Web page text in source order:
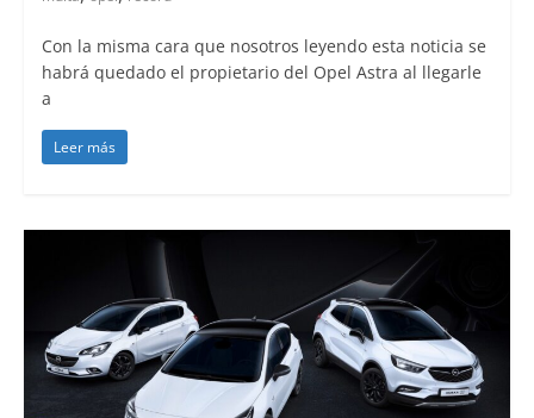
Con la misma cara que nosotros leyendo esta noticia se
habrá quedado el propietario del Opel Astra al llegarle
a
Leer más